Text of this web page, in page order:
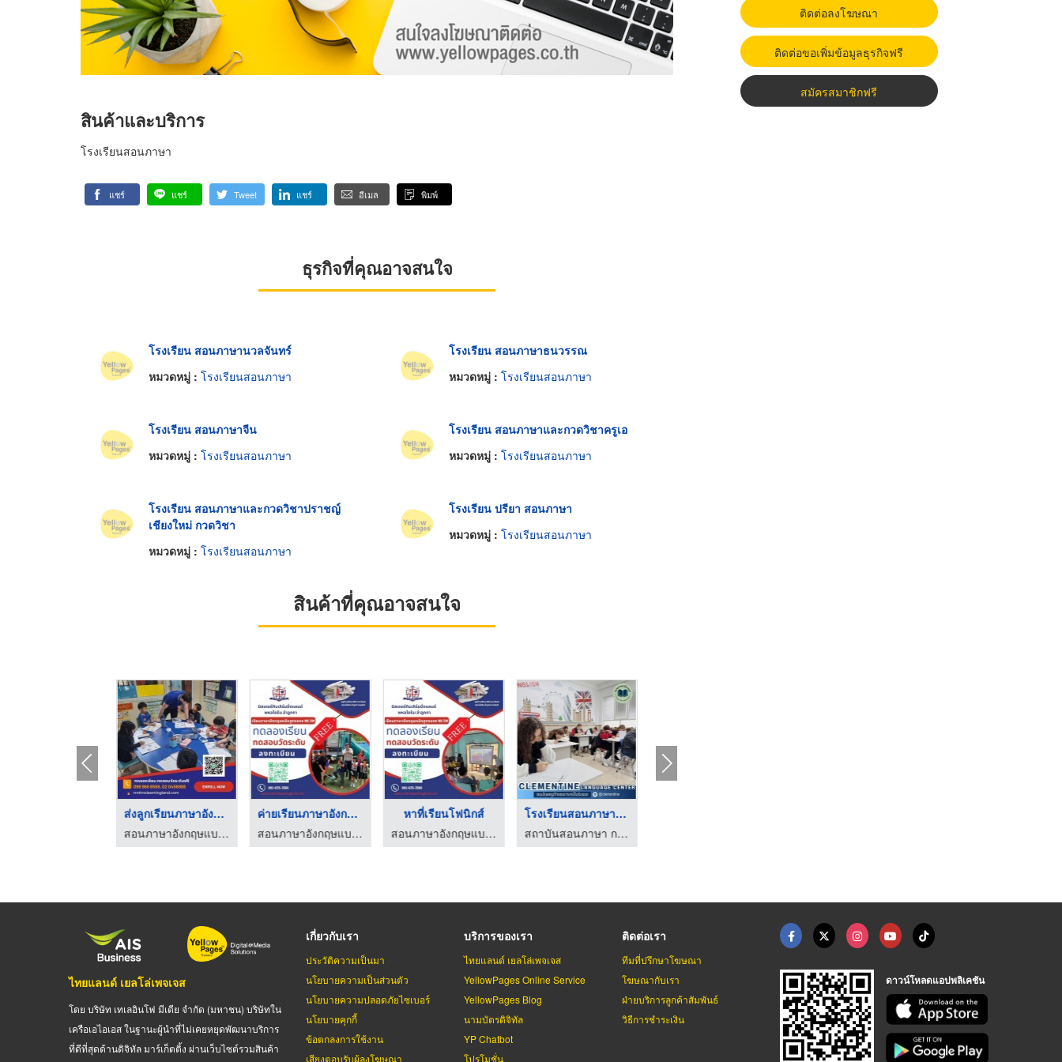
สินค้าและบริการ
โรงเรียนสอนภาษา
แชร์ แชร์ Tweet แชร์ อีเมล พิมพ์
ธุรกิจที่คุณอาจสนใจ
โรงเรียน สอนภาษานวลจันทร์
หมวดหมู่ : โรงเรียนสอนภาษา
โรงเรียน สอนภาษาธนวรรณ
หมวดหมู่ : โรงเรียนสอนภาษา
โรงเรียน สอนภาษาจีน
หมวดหมู่ : โรงเรียนสอนภาษา
โรงเรียน สอนภาษาและกวดวิชาครูเอ
หมวดหมู่ : โรงเรียนสอนภาษา
โรงเรียน สอนภาษาและกวดวิชาปราชญ์
เชียงใหม่ กวดวิชา
หมวดหมู่ : โรงเรียนสอนภาษา
โรงเรียน ปรียา สอนภาษา
หมวดหมู่ : โรงเรียนสอนภาษา
สินค้าที่คุณอาจสนใจ
ส่งลูกเรียนภาษาอังกฤ ...
สอนภาษาอังกฤษแบบโฟนิกส์ - มิสเตอร์ทิม เลิร์นนิ่งแลนด์
ค่ายเรียนภาษาอังกฤษโ ...
สอนภาษาอังกฤษแบบโฟนิกส์ - มิสเตอร์ทิม เลิร์นนิ่งแลนด์
หาที่เรียนโฟนิกส์
สอนภาษาอังกฤษแบบโฟนิกส์ - มิสเตอร์ทิม เลิร์นนิ่งแลนด์
โรงเรียนสอนภาษาอังกฤ ...
สถาบันสอนภาษา กรุงเทพ - Clementine
ติดต่อลงโฆษณา
ติดต่อขอเพิ่มข้อมูลธุรกิจฟรี
สมัครสมาชิกฟรี
ไทยแลนด์ เยลโล่เพจเจส
โดย บริษัท เทเลอินโฟ มีเดีย จำกัด (มหาชน) บริษัทใน
เครือเอไอเอส ในฐานะผู้นำที่ไม่เคยหยุดพัฒนาบริการ
ที่ดีที่สุดด้านดิจิทัล มาร์เก็ตติ้ง ผ่านเว็บไซต์รวมสินค้า
เกี่ยวกับเรา
ประวัติความเป็นมา
นโยบายความเป็นส่วนตัว
นโยบายความปลอดภัยไซเบอร์
นโยบายคุกกี้
ข้อตกลงการใช้งาน
เสียงตอบรับผู้ลงโฆษณา
บริการของเรา
ไทยแลนด์ เยลโล่เพจเจส
YellowPages Online Service
YellowPages Blog
นามบัตรดิจิทัล
YP Chatbot
โปรโมชั่น
ติดต่อเรา
ทีมที่ปรึกษาโฆษณา
โฆษณากับเรา
ฝ่ายบริการลูกค้าสัมพันธ์
วิธีการชำระเงิน
ดาวน์โหลดแอปพลิเคชัน